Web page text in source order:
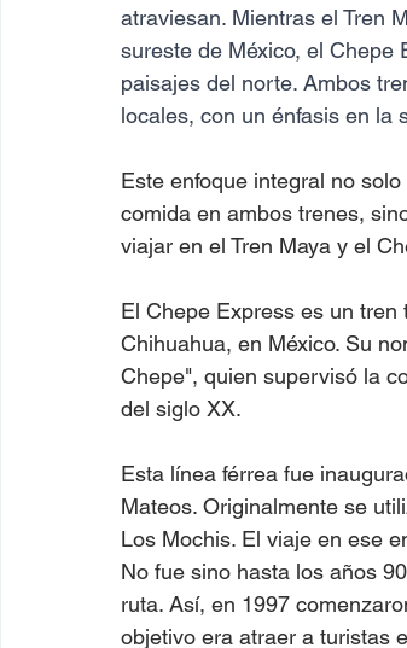
atraviesan. Mientras el Tren
sureste de México, el Chepe
paisajes del norte. Ambos
locales, con un énfasis en la
Este enfoque integral no
comida en ambos trenes,
viajar en el Tren Maya y el
El Chepe Express es un
Chihuahua, en México. Su
Chepe", quien supervisó la
del siglo XX.
Esta línea férrea fue
Mateos. Originalmente se
Los Mochis. El viaje en ese
No fue sino hasta los años
ruta. Así, en 1997
objetivo era atraer a turistas